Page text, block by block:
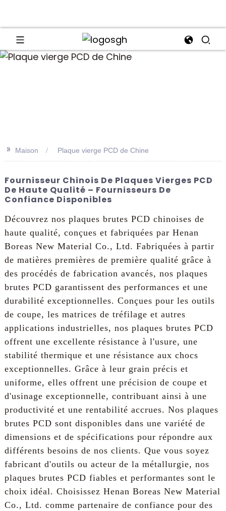
>> Maison Plaque vierge PCD de Chine
Fournisseur Chinois De Plaques Vierges PCD
De Haute Qualité – Fournisseurs De
Confiance Disponibles
Découvrez nos plaques brutes PCD chinoises de
haute qualité, conçues et fabriquées par Henan
Boreas New Material Co., Ltd. Fabriquées à partir
de matières premières de première qualité grâce à
des procédés de fabrication avancés, nos plaques
brutes PCD garantissent des performances et une
durabilité exceptionnelles. Conçues pour les outils
de coupe, les matrices de tréfilage et autres
applications industrielles, nos plaques brutes PCD
offrent une excellente résistance à l'usure, une
stabilité thermique et une résistance aux chocs
exceptionnelles. Grâce à leur grain précis et
uniforme, elles offrent une précision de coupe et
d'usinage exceptionnelle, contribuant ainsi à une
productivité et une rentabilité accrues. Nos plaques
brutes PCD sont disponibles dans une variété de
dimensions et de spécifications pour répondre aux
différents besoins de nos clients. Que vous soyez
fabricant d'outils ou acteur de la métallurgie, nos
plaques brutes PCD fiables et performantes sont le
choix idéal. Choisissez Henan Boreas New Material
Co., Ltd. comme partenaire de confiance pour des